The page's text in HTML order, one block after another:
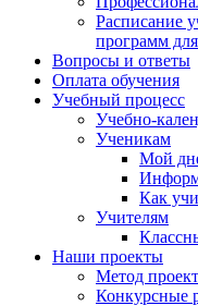
Расписание
программ
Вопросы и ответы
Оплата обучения
Учебный процесс
Учебно-
Ученикам
Мой
Как
Учителям
Наши проекты
Метод
Конкурсные